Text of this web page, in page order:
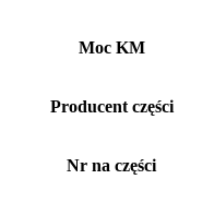
Moc KM
Producent części
Nr na części